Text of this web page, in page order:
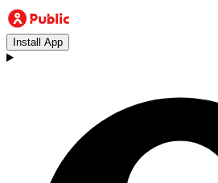
Install App